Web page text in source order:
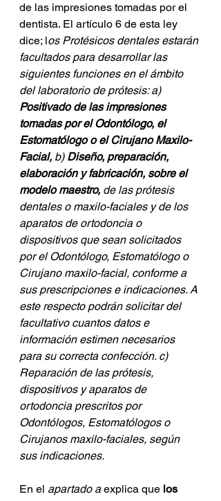
de las impresiones tomadas por el
dentista. El artículo 6 de esta ley
dice; los Protésicos dentales estarán
facultados para desarrollar las
siguientes funciones en el ámbito
del laboratorio de prótesis: a)
Positivado de las impresiones
tomadas por el Odontólogo, el
Estomatólogo o el Cirujano Maxilo-
Facial, b) Diseño, preparación,
elaboración y fabricación, sobre el
modelo maestro, de las prótesis
dentales o maxilo-faciales y de los
aparatos de ortodoncia o
dispositivos que sean solicitados
por el Odontólogo, Estomatólogo o
Cirujano maxilo-facial, conforme a
sus prescripciones e indicaciones. A
este respecto podrán solicitar del
facultativo cuantos datos e
información estimen necesarios
para su correcta confección. c)
Reparación de las prótesis,
dispositivos y aparatos de
ortodoncia prescritos por
Odontólogos, Estomatólogos o
Cirujanos maxilo-faciales, según
sus indicaciones.
En el apartado a explica que los